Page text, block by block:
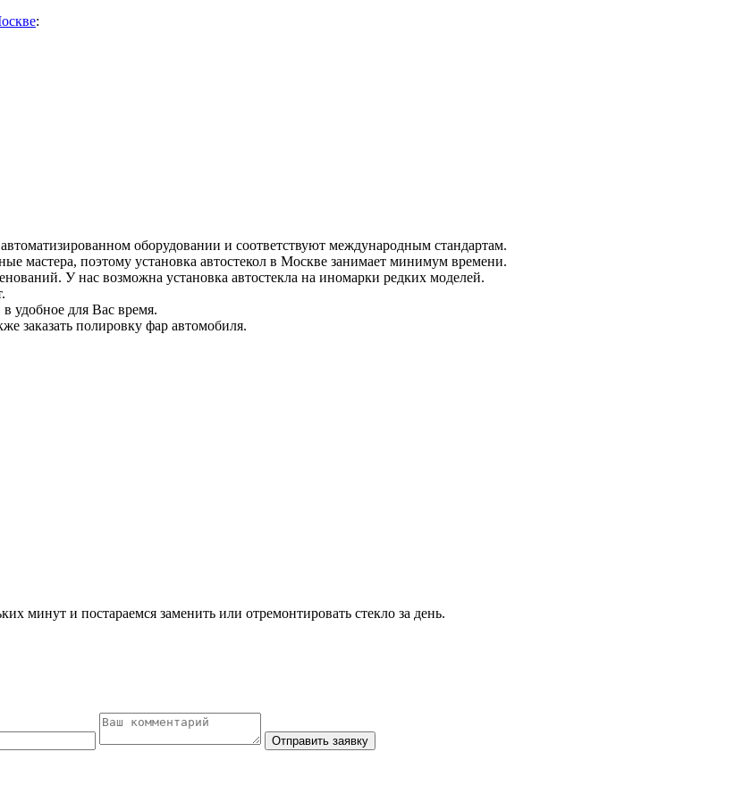
:
оборудовании и соответствуют международным стандартам.
мастера, поэтому установка автостекол в Москве занимает минимум времени.
У нас возможна установка автостекла на иномарки редких моделей.
удобное для Вас время.
заказать полировку фар автомобиля.
и постараемся заменить или отремонтировать стекло за день.